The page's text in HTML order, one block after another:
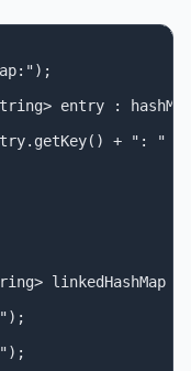
entry :
+ ": " +
linkedHashMap =